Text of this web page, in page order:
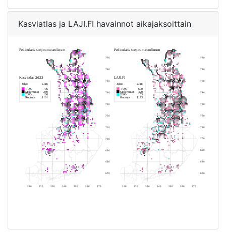
Kasviatlas ja LAJI.FI havainnot aikajaksoittain